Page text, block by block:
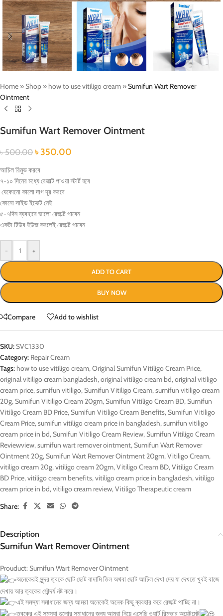
Home »Shop » how to use vitiligo cream »Sumifun Wart Remover
Ointment
Sumifun Wart Remover Ointment
৳500.00 ৳350.00
আচিল রিমুভ করবে
৭-১০ দিনের মধ্যে রেজাল্ট পাওয়া স্টার্ট হবে
যেকোনো কালো দাগ দূর করবে
কোনো সাইড ইফেক্ট নেই
৫-৭দিন ব্যবহারে ভালো রেজাল্ট পাবেন
একটা টিউব ইউজ করলেই রেজাল্ট পাবেন
- +
ADD TO CART
BUY NOW
Compare Add to wishlist
SKU:SVC1330
Category: Repair Cream
Tags: how to use vitiligo cream,Original Sumifun Vitiligo Cream Price,
original vitiligo cream bangladesh,original vitiligo cream bd,original vitiligo
cream price,sumifun vitiligo,Sumifun Vitiligo Cream,sumifun vitiligo cream
20g,Sumifun Vitiligo Cream 20gm,Sumifun Vitiligo Cream BD,Sumifun
Vitiligo Cream BD Price,Sumifun Vitiligo Cream Benefits,Sumifun Vitiligo
Cream Price,sumifun vitiligo cream price in bangladesh,sumifun vitiligo
cream price in bd,Sumifun Vitiligo Cream Review,Sumifun Vitiligo Cream
Reviewview,sumifun wart remover ointment,Sumifun Wart Remover
Ointment 20g,Sumifun Wart Remover Ointment 20gm,Vitiligo Cream,
vitiligo cream 20g,vitiligo cream 20gm,Vitiligo Cream BD,Vitiligo Cream
BD Price,vitiligo cream benefits,vitiligo cream price in bangladesh,vitiligo
cream price in bd,vitiligo cream review,Vitiligo Therapeutic cream
Share:
Description
Sumifun Wart Remover Ointment
Prouduct: Sumifun Wart Remover Ointment
অনেকেরই সুন্দর ত্বকে ছোট ছোট বাদামি তিল অথবা ছোট আচিল দেখা দেয় যা দেখতে খুবই বাজে
দেখায় আর ত্বকের সৌন্দর্য নষ্ট করে।
এই সমস্যা সমাধানের জন্য আমরা অনেকেই অনেক কিছু ব্যবহার করে রেজাল্ট পাচ্ছি না।
ত্বকের এই সমস্যা গুলোর সমাধানের জন্য আমরা নিয়ে এসেছি ওয়ার্ট রিমুভার অয়েন্টমেন্ট